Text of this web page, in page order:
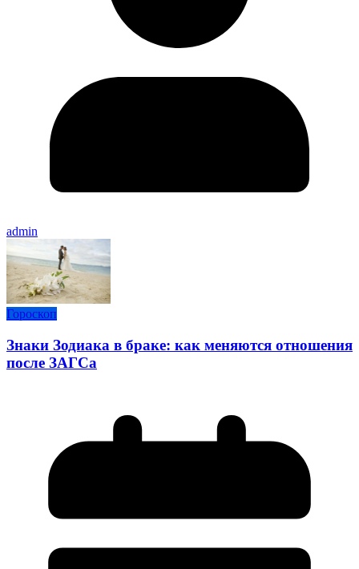
admin
Гороскоп
Знаки Зодиака в браке: как меняются отношения
после ЗАГСа